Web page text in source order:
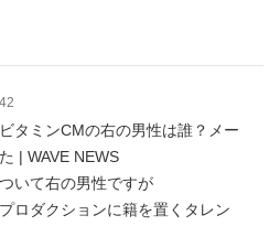
タミンCMの右の男性は誰？メー
| WAVE NEWS
いて右の男性ですが
ロダクションに籍を置くタレン